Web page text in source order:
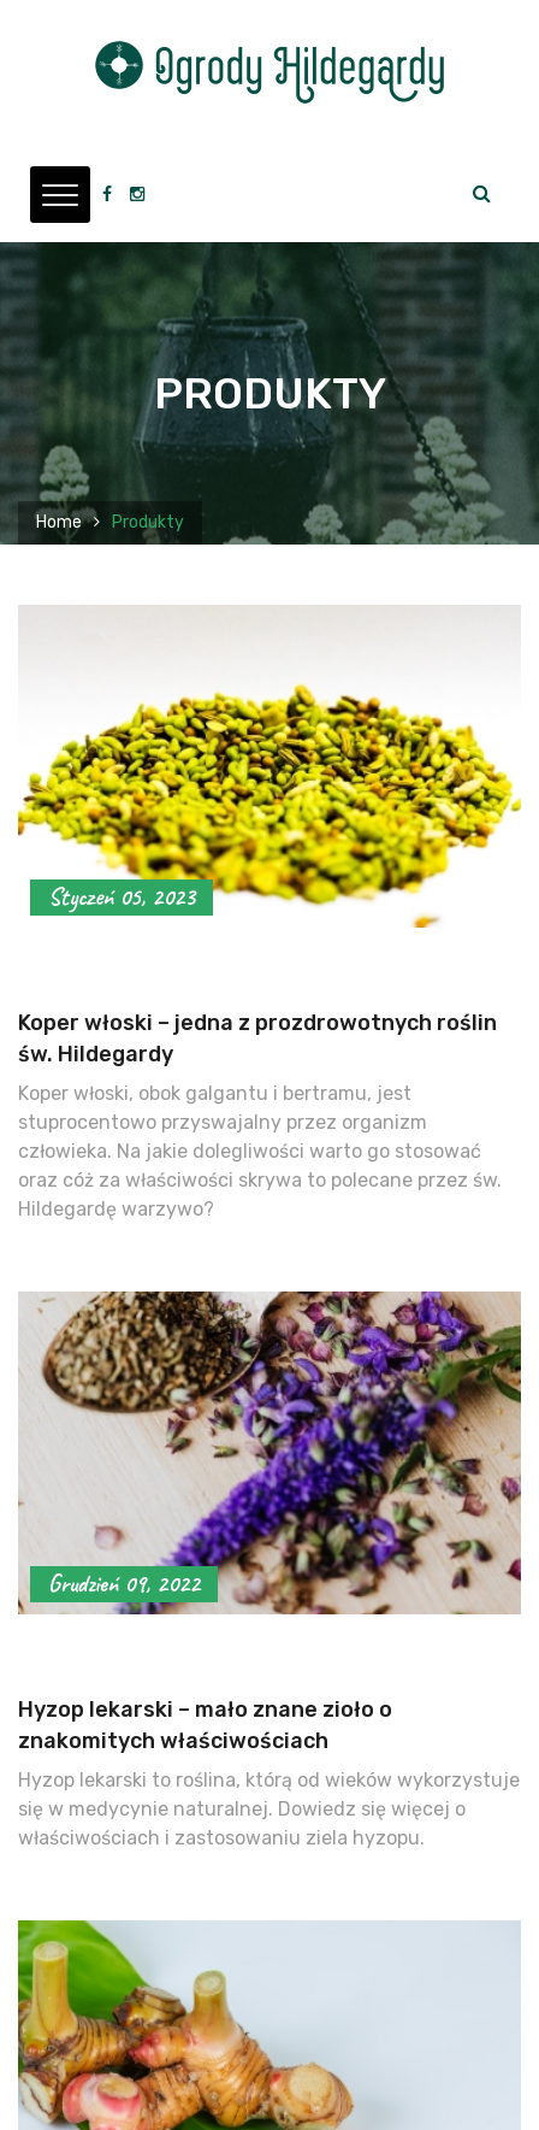
PRODUKTY
Home Produkty
Styczeń 05, 2023
Koper włoski – jedna z prozdrowotnych roślin
św. Hildegardy
Koper włoski, obok galgantu i bertramu, jest
stuprocentowo przyswajalny przez organizm
człowieka. Na jakie dolegliwości warto go stosować
oraz cóż za właściwości skrywa to polecane przez św.
Hildegardę warzywo?
Grudzień 09, 2022
Hyzop lekarski – mało znane zioło o
znakomitych właściwościach
Hyzop lekarski to roślina, którą od wieków wykorzystuje
się w medycynie naturalnej. Dowiedz się więcej o
właściwościach i zastosowaniu ziela hyzopu.